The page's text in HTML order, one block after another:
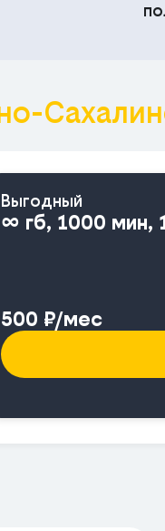
Выгодный
∞ гб, 1000 мин,
500 ₽/мес